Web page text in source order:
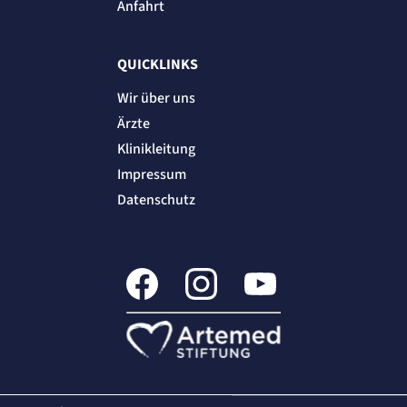
Anfahrt
QUICKLINKS
Wir über uns
Ärzte
Klinikleitung
Impressum
Datenschutz
"no" - 50 Jahre, "yes" - 480 Tage
Dieser Cookie speichert die ausgewählten Einverständnis-Optionen des Benutzers
zu verstehen, wie unsere Besucher unsere
Website nutzen.
etracker Analytics
Anbieter: